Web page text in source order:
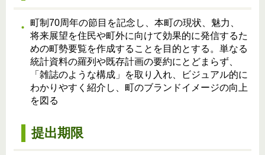
町制70周年の節目を記念し、本町の現状、魅力、
将来展望を住民や町外に向けて効果的に発信するた
めの町勢要覧を作成することを目的とする。単なる
統計資料の羅列や既存計画の要約にとどまらず、
「雑誌のような構成」を取り入れ、ビジュアル的に
わかりやすく紹介し、町のブランドイメージの向上
を図る
提出期限